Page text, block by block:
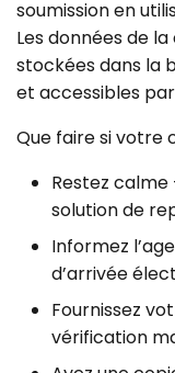
soumission en
Les données de
stockées dans la
et accessibles
Que faire si votre
Restez
solution de
Informez
d’arrivée
Fournissez
vérification